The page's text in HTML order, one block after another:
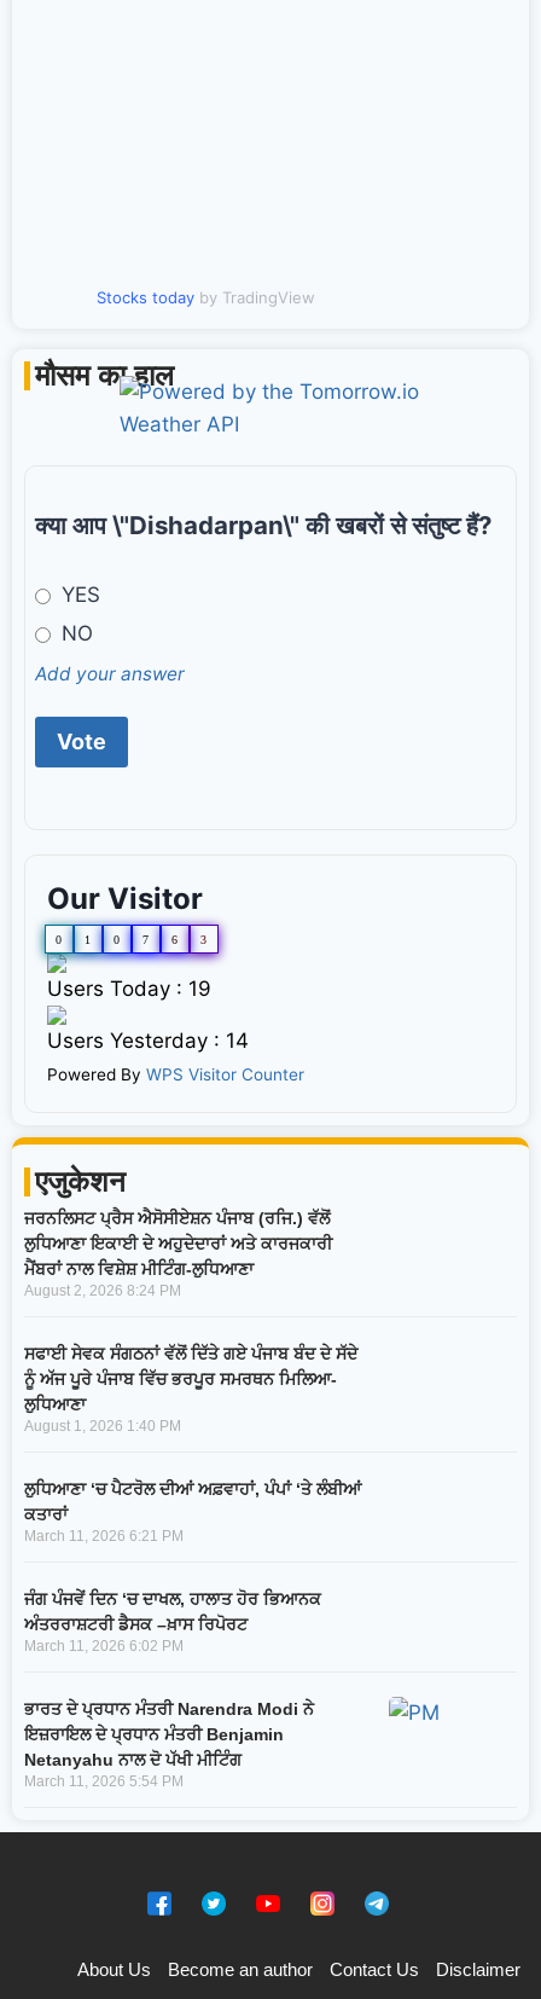
Stocks todayby TradingView
मौसम का हाल
क्या आप \"Dishadarpan\" की खबरों से संतुष्ट हैं?
YES
NO
Add your answer
Our Visitor
0 1 0 7 6 3
Users Today : 19
Users Yesterday : 14
Powered ByWPS Visitor Counter
एजुकेशन
ਜਰਨਲਿਸਟ ਪ੍ਰੈਸ ਐਸੋਸੀਏਸ਼ਨ ਪੰਜਾਬ (ਰਜਿ.) ਵੱਲੋਂ
ਲੁਧਿਆਣਾ ਇਕਾਈ ਦੇ ਅਹੁਦੇਦਾਰਾਂ ਅਤੇ ਕਾਰਜਕਾਰੀ
ਮੈਂਬਰਾਂ ਨਾਲ ਵਿਸ਼ੇਸ਼ ਮੀਟਿੰਗ-ਲੁਧਿਆਣਾ
August 2, 2026 8:24 PM
ਸਫਾਈ ਸੇਵਕ ਸੰਗਠਨਾਂ ਵੱਲੋਂ ਦਿੱਤੇ ਗਏ ਪੰਜਾਬ ਬੰਦ ਦੇ ਸੱਦੇ
ਨੂੰ ਅੱਜ ਪੂਰੇ ਪੰਜਾਬ ਵਿੱਚ ਭਰਪੂਰ ਸਮਰਥਨ ਮਿਲਿਆ-
ਲੁਧਿਆਣਾ
August 1, 2026 1:40 PM
ਲੁਧਿਆਣਾ ‘ਚ ਪੈਟਰੋਲ ਦੀਆਂ ਅਫ਼ਵਾਹਾਂ, ਪੰਪਾਂ ‘ਤੇ ਲੰਬੀਆਂ
ਕਤਾਰਾਂ
March 11, 2026 6:21 PM
ਜੰਗ ਪੰਜਵੇਂ ਦਿਨ ‘ਚ ਦਾਖਲ, ਹਾਲਾਤ ਹੋਰ ਭਿਆਨਕ
ਅੰਤਰਰਾਸ਼ਟਰੀ ਡੈਸਕ –ਖ਼ਾਸ ਰਿਪੋਰਟ
March 11, 2026 6:02 PM
ਭਾਰਤ ਦੇ ਪ੍ਰਧਾਨ ਮੰਤਰੀ Narendra Modi ਨੇ
ਇਜ਼ਰਾਇਲ ਦੇ ਪ੍ਰਧਾਨ ਮੰਤਰੀ Benjamin
Netanyahu ਨਾਲ ਦੋ ਪੱਖੀ ਮੀਟਿੰਗ
March 11, 2026 5:54 PM
About Us Become an author Contact Us
Disclaimer